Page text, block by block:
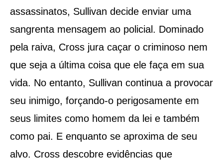
assassinatos, Sullivan decide enviar uma
sangrenta mensagem ao policial. Dominado
pela raiva, Cross jura caçar o criminoso nem
que seja a última coisa que ele faça em sua
vida. No entanto, Sullivan continua a provocar
seu inimigo, forçando-o perigosamente em
seus limites como homem da lei e também
como pai. E enquanto se aproxima de seu
alvo. Cross descobre evidências que